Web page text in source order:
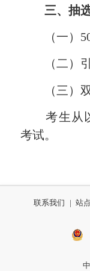
三、抽
（一）50
（二）引
（三）双
考生从以
考试。
联系我们 | 站